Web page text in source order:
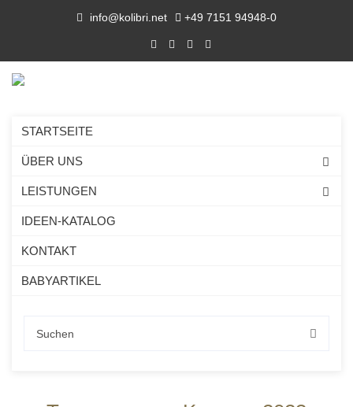
info@kolibri.net +49 7151 94948-0
STARTSEITE
ÜBER UNS
LEISTUNGEN
IDEEN-KATALOG
KONTAKT
BABYARTIKEL